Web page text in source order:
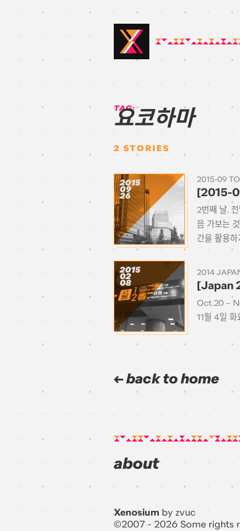
TAG:
요코하마
2 STORIES
2015
09
26
2015-09
[2015-
2번째 날.
음 가보는
간을 활용
2015
02
08
2014
[Japan
Oct.20 –
11월 4일
back to home
about
Xenosiumby zvuc
©2007 - 2026 Some rights